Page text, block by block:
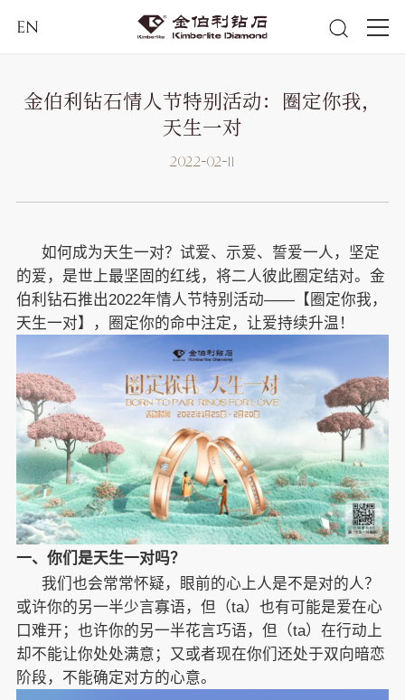
EN
金伯利钻石情人节特别活动：圈定你我，
天生一对
2022-02-11
如何成为天生一对？试爱、示爱、誓爱一人，坚定
的爱，是世上最坚固的红线，将二人彼此圈定结对。金
伯利钻石推出2022年情人节特别活动——【圈定你我，
天生一对】，圈定你的命中注定，让爱持续升温！
一、 你们是天生一对吗？
我们也会常常怀疑，眼前的心上人是不是对的人？
或许你的另一半少言寡语，但（ta）也有可能是爱在心
口难开；也许你的另一半花言巧语，但（ta）在行动上
却不能让你处处满意；又或者现在你们还处于双向暗恋
阶段，不能确定对方的心意。